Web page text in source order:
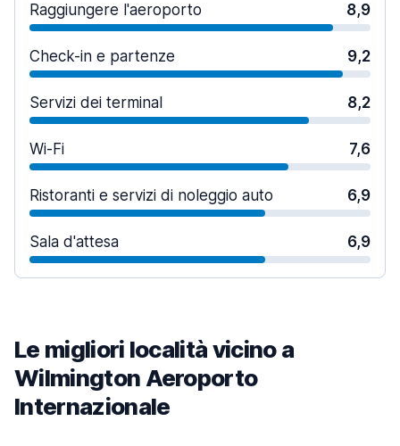
Raggiungere l'aeroporto 8,9
Check-in e partenze 9,2
Servizi dei terminal 8,2
Wi-Fi 7,6
Ristoranti e servizi di noleggio auto 6,9
Sala d'attesa 6,9
Le migliori località vicino a
Wilmington Aeroporto
Internazionale